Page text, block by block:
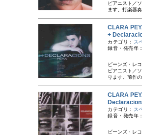
ピアニスト／
ます。打楽器
CLARA
+
カテゴリ： ス
録音・発売年
ビーンズ・レ
ピアニスト／
ります。前作
CLARA
カテゴリ： ス
録音・発売年
ビーンズ・レ